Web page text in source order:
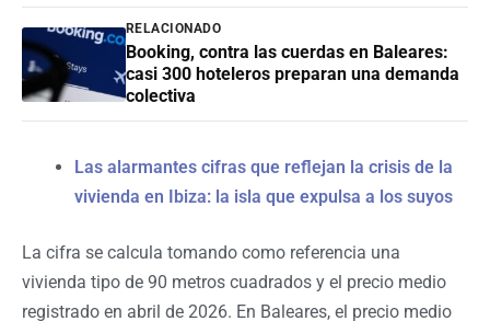
RELACIONADO
Booking, contra las cuerdas en Baleares:
casi 300 hoteleros preparan una demanda
colectiva
Las alarmantes cifras que reflejan la crisis de la
vivienda en Ibiza: la isla que expulsa a los suyos
La cifra se calcula tomando como referencia una
vivienda tipo de 90 metros cuadrados y el precio medio
registrado en abril de 2026. En Baleares, el precio medio